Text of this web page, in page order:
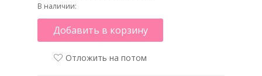
В наличии:
Добавить в корзину
Отложить на потом